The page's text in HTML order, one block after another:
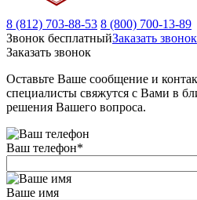
8 (812) 703-88-53 8 (800) 700-13-89
Звонок бесплатныйЗаказать звонок
Заказать звонок
Оставьте Ваше сообщение и
специалисты свяжутся с Вами в
решения Вашего вопроса.
Ваш телефон*
Ваше имя